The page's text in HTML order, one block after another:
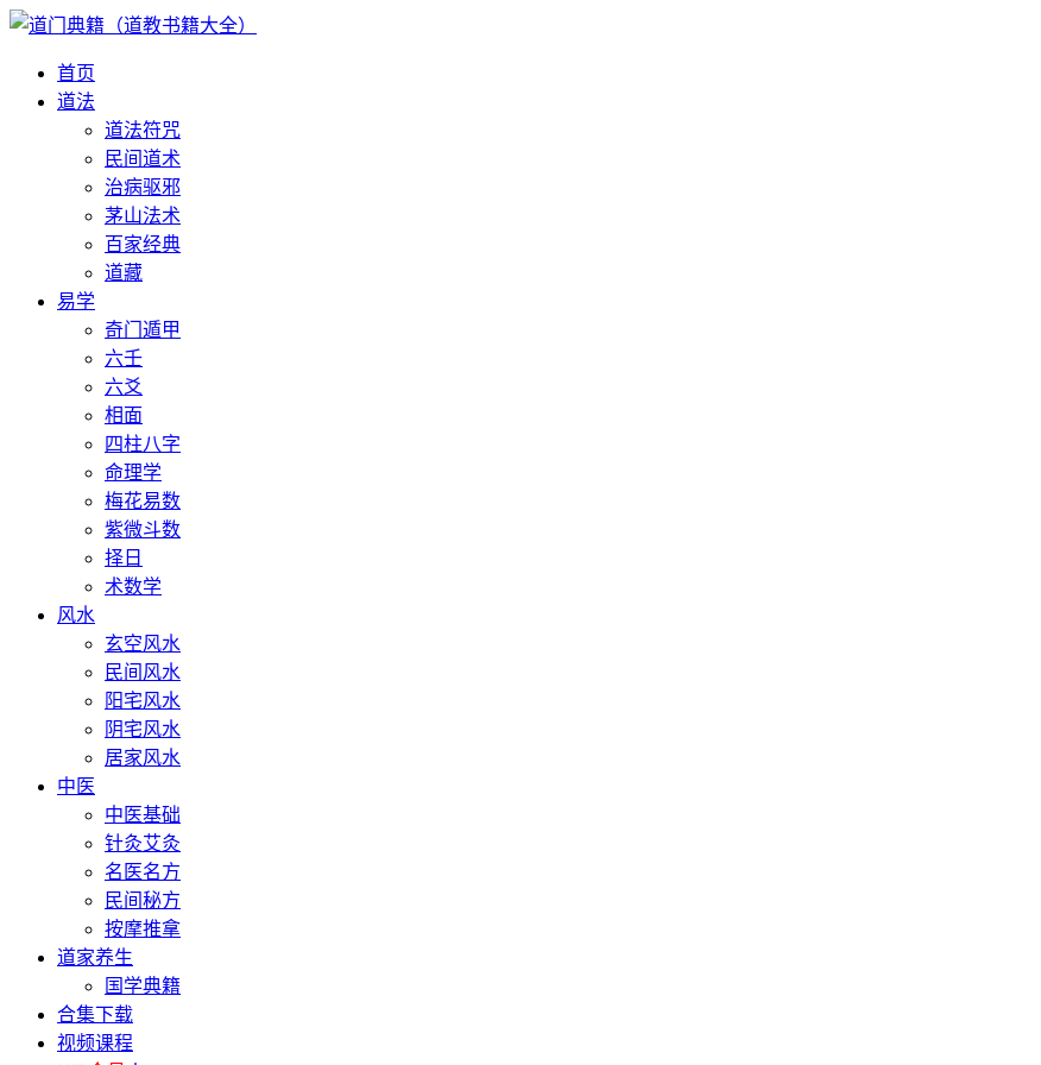
首页
道法
道法符咒
民间道术
治病驱邪
茅山法术
百家经典
道藏
易学
奇门遁甲
六壬
六爻
相面
四柱八字
命理学
梅花易数
紫微斗数
择日
术数学
风水
玄空风水
民间风水
阳宅风水
阴宅风水
居家风水
中医
中医基础
针灸艾灸
名医名方
民间秘方
按摩推拿
道家养生
国学典籍
合集下载
视频课程